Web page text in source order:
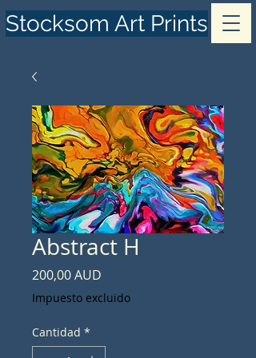
Stocksom Art Prints
Abstract H
200,00 AUD
Impuesto excluido
Cantidad *